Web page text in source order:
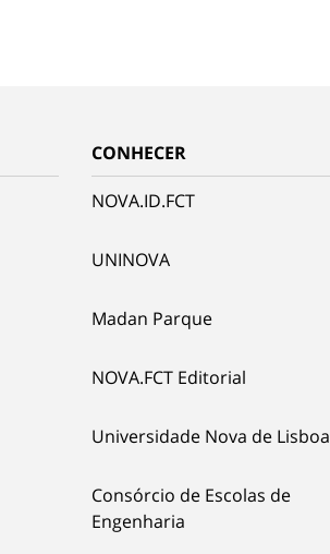
CONHECER
NOVA.ID.FCT
UNINOVA
Madan Parque
NOVA.FCT Editorial
Universidade Nova de Lisboa
Consórcio de Escolas de
Engenharia